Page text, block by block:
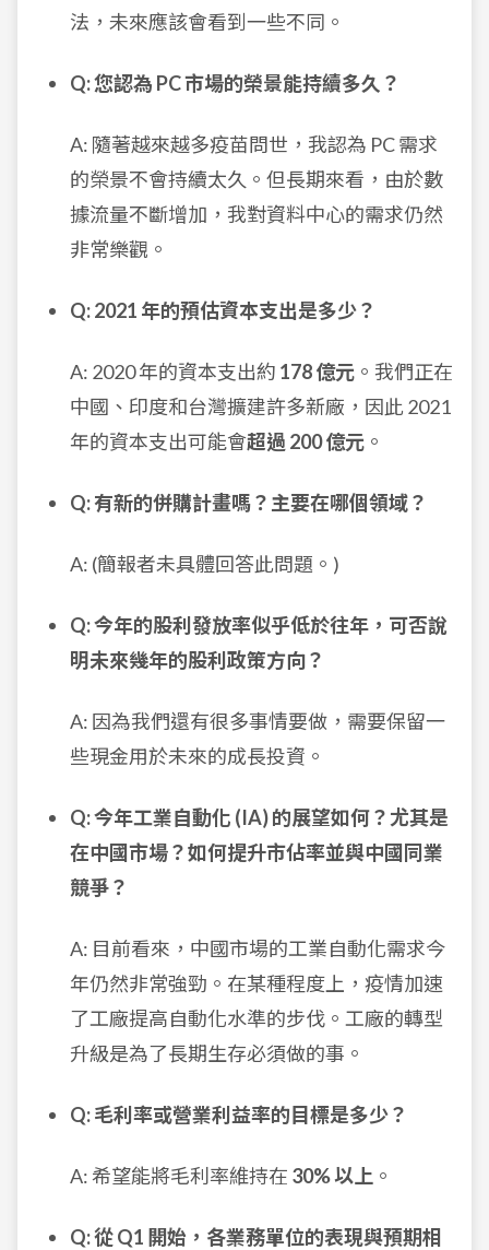
法，未來應該會看到一些不同。
Q: 您認為 PC 市場的榮景能持續多久？
A: 隨著越來越多疫苗問世，我認為 PC 需求
的榮景不會持續太久。但長期來看，由於數
據流量不斷增加，我對資料中心的需求仍然
非常樂觀。
Q: 2021 年的預估資本支出是多少？
A: 2020 年的資本支出約 178 億元 。我們正在
中國、印度和台灣擴建許多新廠，因此 2021
年的資本支出可能會超過 200 億元 。
Q: 有新的併購計畫嗎？主要在哪個領域？
A: (簡報者未具體回答此問題。)
Q: 今年的股利發放率似乎低於往年，可否說
明未來幾年的股利政策方向？
A: 因為我們還有很多事情要做，需要保留一
些現金用於未來的成長投資。
Q: 今年工業自動化 (IA) 的展望如何？尤其是
在中國市場？如何提升市佔率並與中國同業
競爭？
A: 目前看來，中國市場的工業自動化需求今
年仍然非常強勁。在某種程度上，疫情加速
了工廠提高自動化水準的步伐。工廠的轉型
升級是為了長期生存必須做的事。
Q: 毛利率或營業利益率的目標是多少？
A: 希望能將毛利率維持在 30% 以上 。
Q: 從 Q1 開始，各業務單位的表現與預期相